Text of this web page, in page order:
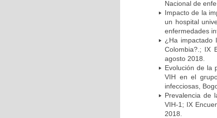
Nacional de
Impacto de la
un hospital
enfermedades
¿Ha impactado
Colombia?.; IX
agosto 2018.
Evolución de la
VIH en el
infecciosas,
Prevalencia de
VIH-1; IX
2018.